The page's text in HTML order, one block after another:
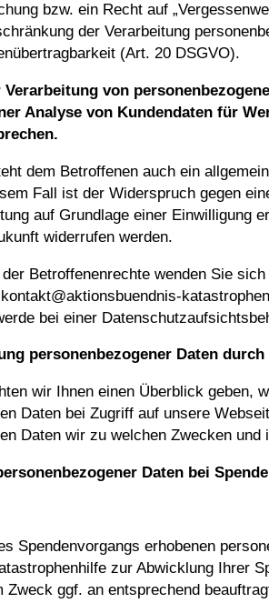
bzw. ein Recht auf
der Verarbeitung
(Art. 20 DSGVO).
von
Analyse von Kundendaten für
dem Betroffenen auch ein
Fall ist der Widerspruch gegen
auf Grundlage einer Einwilligung
widerrufen werden.
Betroffenenrechte wenden Sie
bei einer
personenbezogener Daten durch
wir Ihnen einen Überblick geben,
Daten bei Zugriff auf unsere
Daten wir zu welchen Zwecken
Daten bei
Spendenvorgangs erhobenen
zur Abwicklung Ihrer
Zweck ggf. an entsprechend